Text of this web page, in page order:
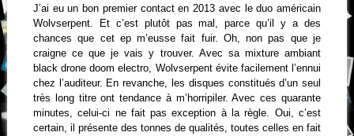
J’ai eu un bon premier contact en 2013 avec le duo américain
Wolvserpent. Et c’est plutôt pas mal, parce qu’il y a des
chances que cet ep m’eusse fait fuir. Oh, non pas que je
craigne ce que je vais y trouver. Avec sa mixture ambiant
black drone doom electro, Wolvserpent évite facilement l’ennui
chez l’auditeur. En revanche, les disques constitués d’un seul
très long titre ont tendance à m’horripiler. Avec ces quarante
minutes, celui-ci ne fait pas exception à la règle. Oui, c’est
certain, il présente des tonnes de qualités, toutes celles en fait